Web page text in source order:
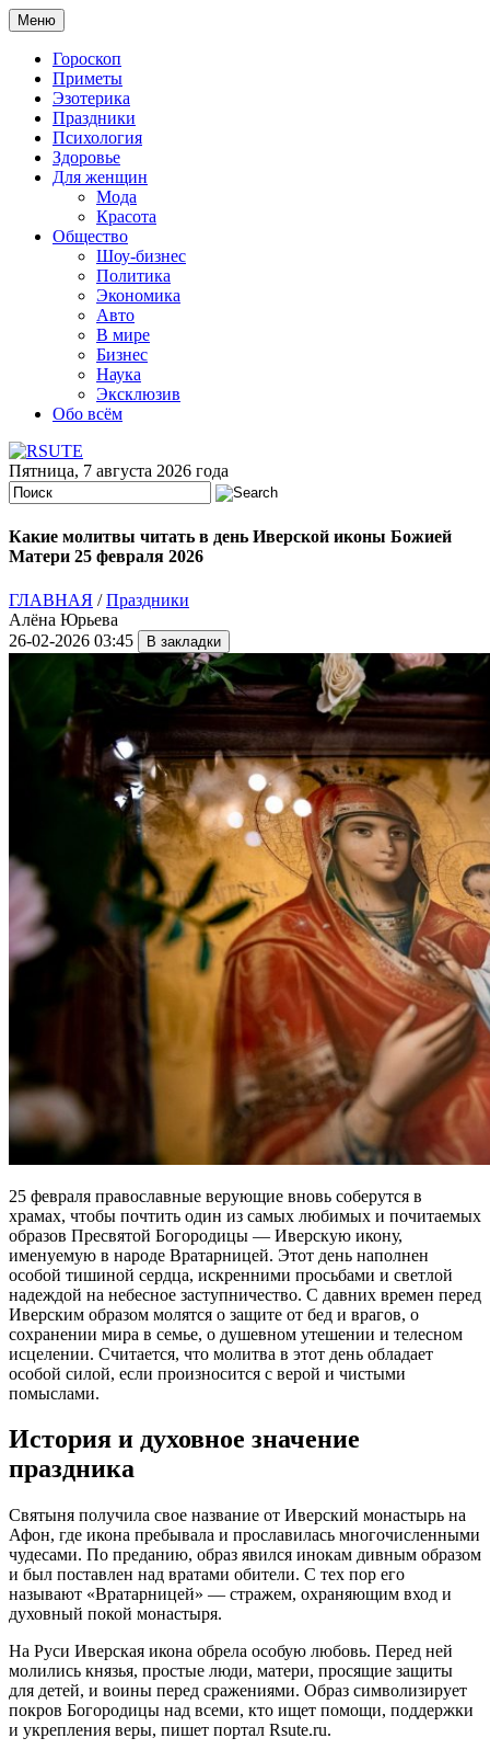
Меню
Гороскоп
Приметы
Эзотерика
Праздники
Психология
Здоровье
Для женщин
Мода
Красота
Общество
Шоу-бизнес
Политика
Экономика
Авто
В мире
Бизнес
Наука
Эксклюзив
Обо всём
Пятница, 7 августа 2026 года
Какие молитвы читать в день Иверской иконы Божией
Матери 25 февраля 2026
ГЛАВНАЯ /Праздники
Алёна Юрьева
26-02-2026 03:45
25 февраля православные верующие вновь соберутся в
храмах, чтобы почтить один из самых любимых и почитаемых
образов Пресвятой Богородицы — Иверскую икону,
именуемую в народе Вратарницей. Этот день наполнен
особой тишиной сердца, искренними просьбами и светлой
надеждой на небесное заступничество. С давних времен перед
Иверским образом молятся о защите от бед и врагов, о
сохранении мира в семье, о душевном утешении и телесном
исцелении. Считается, что молитва в этот день обладает
особой силой, если произносится с верой и чистыми
помыслами.
История и духовное значение
праздника
Святыня получила свое название от Иверский монастырь на
Афон, где икона пребывала и прославилась многочисленными
чудесами. По преданию, образ явился инокам дивным образом
и был поставлен над вратами обители. С тех пор его
называют «Вратарницей» — стражем, охраняющим вход и
духовный покой монастыря.
На Руси Иверская икона обрела особую любовь. Перед ней
молились князья, простые люди, матери, просящие защиты
для детей, и воины перед сражениями. Образ символизирует
покров Богородицы над всеми, кто ищет помощи, поддержки
и укрепления веры, пишет портал Rsute.ru.